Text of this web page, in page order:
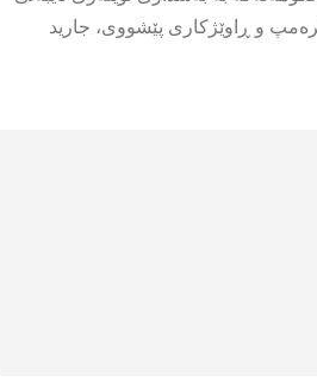
و ڕاوێژکاری پێشووی، جارید